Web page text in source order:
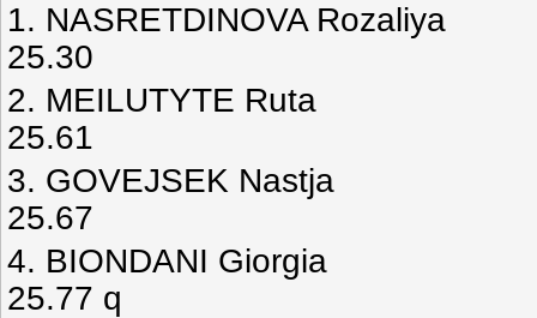
1. NASRETDINOVA
25.30
2. MEILUTYTE
25.61
3. GOVEJSEK
25.67
4. BIONDANI
25.77 q